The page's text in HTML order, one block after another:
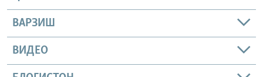
ВАРЗИШ
ВИДЕО